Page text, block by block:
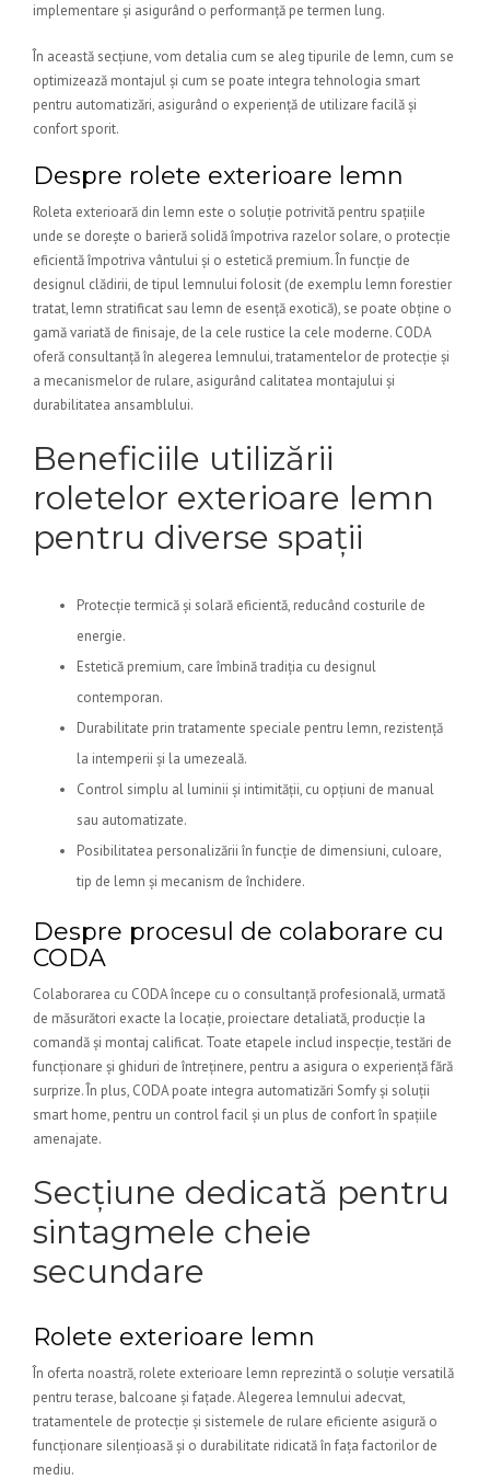
implementare și asigurând o performanță pe termen lung.
În această secțiune, vom detalia cum se aleg tipurile de lemn, cum se
optimizează montajul și cum se poate integra tehnologia smart
pentru automatizări, asigurând o experiență de utilizare facilă și
confort sporit.
Despre rolete exterioare lemn
Roleta exterioară din lemn este o soluție potrivită pentru spațiile
unde se dorește o barieră solidă împotriva razelor solare, o protecție
eficientă împotriva vântului și o estetică premium. În funcție de
designul clădirii, de tipul lemnului folosit (de exemplu lemn forestier
tratat, lemn stratificat sau lemn de esență exotică), se poate obține o
gamă variată de finisaje, de la cele rustice la cele moderne. CODA
oferă consultanță în alegerea lemnului, tratamentelor de protecție și
a mecanismelor de rulare, asigurând calitatea montajului și
durabilitatea ansamblului.
Beneficiile utilizării
roletelor exterioare lemn
pentru diverse spații
Protecție termică și solară eficientă, reducând costurile de
energie.
Estetică premium, care îmbină tradiția cu designul
contemporan.
Durabilitate prin tratamente speciale pentru lemn, rezistență
la intemperii și la umezeală.
Control simplu al luminii și intimității, cu opțiuni de manual
sau automatizate.
Posibilitatea personalizării în funcție de dimensiuni, culoare,
tip de lemn și mecanism de închidere.
Despre procesul de colaborare cu
CODA
Colaborarea cu CODA începe cu o consultanță profesională, urmată
de măsurători exacte la locație, proiectare detaliată, producție la
comandă și montaj calificat. Toate etapele includ inspecție, testări de
funcționare și ghiduri de întreținere, pentru a asigura o experiență fără
surprize. În plus, CODA poate integra automatizări Somfy și soluții
smart home, pentru un control facil și un plus de confort în spațiile
amenajate.
Secțiune dedicată pentru
sintagmele cheie
secundare
Rolete exterioare lemn
În oferta noastră, rolete exterioare lemn reprezintă o soluție versatilă
pentru terase, balcoane și fațade. Alegerea lemnului adecvat,
tratamentele de protecție și sistemele de rulare eficiente asigură o
funcționare silențioasă și o durabilitate ridicată în fața factorilor de
mediu.